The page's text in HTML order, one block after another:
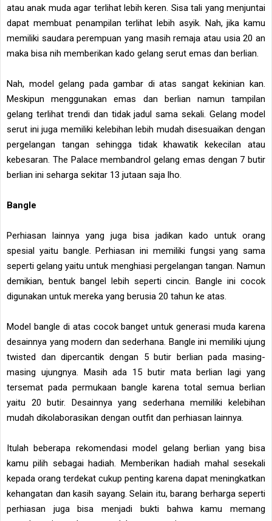
atau anak muda agar terlihat lebih keren. Sisa tali yang menjuntai
dapat membuat penampilan terlihat lebih asyik. Nah, jika kamu
memiliki saudara perempuan yang masih remaja atau usia 20 an
maka bisa nih memberikan kado gelang serut emas dan berlian.
Nah, model gelang pada gambar di atas sangat kekinian kan.
Meskipun menggunakan emas dan berlian namun tampilan
gelang terlihat trendi dan tidak jadul sama sekali. Gelang model
serut ini juga memiliki kelebihan lebih mudah disesuaikan dengan
pergelangan tangan sehingga tidak khawatik kekecilan atau
kebesaran. The Palace membandrol gelang emas dengan 7 butir
berlian ini seharga sekitar 13 jutaan saja lho.
Bangle
Perhiasan lainnya yang juga bisa jadikan kado untuk orang
spesial yaitu bangle. Perhiasan ini memiliki fungsi yang sama
seperti gelang yaitu untuk menghiasi pergelangan tangan. Namun
demikian, bentuk bangel lebih seperti cincin. Bangle ini cocok
digunakan untuk mereka yang berusia 20 tahun ke atas.
Model bangle di atas cocok banget untuk generasi muda karena
desainnya yang modern dan sederhana. Bangle ini memiliki ujung
twisted dan dipercantik dengan 5 butir berlian pada masing-
masing ujungnya. Masih ada 15 butir mata berlian lagi yang
tersemat pada permukaan bangle karena total semua berlian
yaitu 20 butir. Desainnya yang sederhana memiliki kelebihan
mudah dikolaborasikan dengan outfit dan perhiasan lainnya.
Itulah beberapa rekomendasi model gelang berlian yang bisa
kamu pilih sebagai hadiah. Memberikan hadiah mahal sesekali
kepada orang terdekat cukup penting karena dapat meningkatkan
kehangatan dan kasih sayang. Selain itu, barang berharga seperti
perhiasan juga bisa menjadi bukti bahwa kamu memang